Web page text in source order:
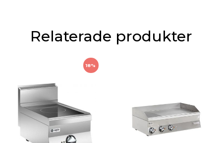
Relaterade produkter
18%